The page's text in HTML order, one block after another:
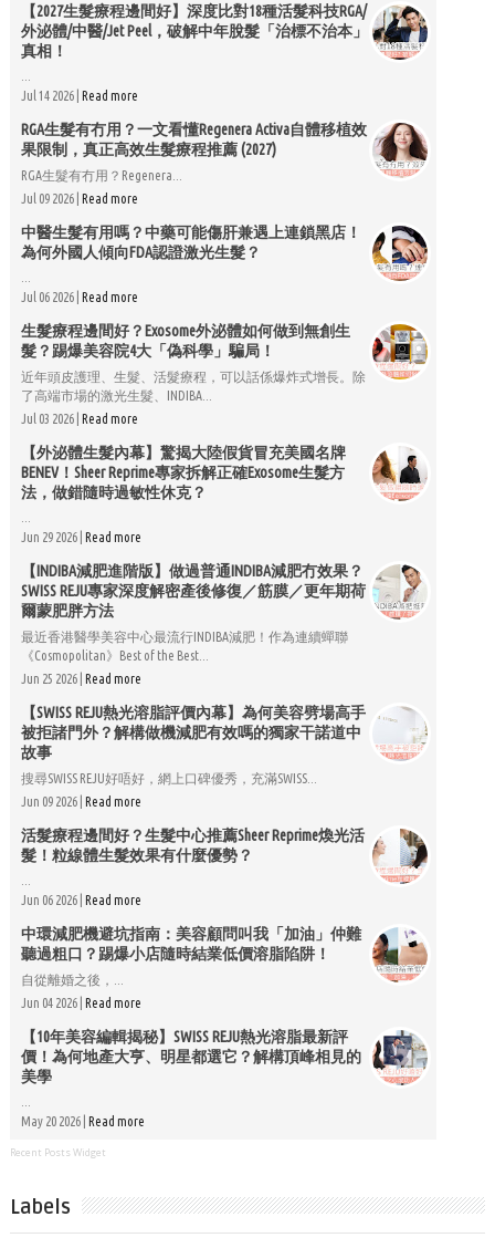
【2027生髮療程邊間好】深度比對18種活髮科技RGA/
外泌體/中醫/Jet Peel，破解中年脫髮「治標不治本」
真相！
Jul 14 2026 | Read more
RGA生髮有冇用？一文看懂Regenera Activa自體移植效
果限制，真正高效生髮療程推薦 (2027)
RGA生髮有冇用？Regenera...
Jul 09 2026 | Read more
中醫生髮有用嗎？中藥可能傷肝兼遇上連鎖黑店！
為何外國人傾向FDA認證激光生髮？
Jul 06 2026 | Read more
生髮療程邊間好？Exosome外泌體如何做到無創生
髮？踢爆美容院4大「偽科學」騙局！
近年頭皮護理、生髮、活髮療程，可以話係爆炸式增長。除
了高端市場的激光生髮、INDIBA...
Jul 03 2026 | Read more
【外泌體生髮內幕】驚揭大陸假貨冒充美國名牌
BENEV！Sheer Reprime專家拆解正確Exosome生髮方
法，做錯隨時過敏性休克？
Jun 29 2026 | Read more
【INDIBA減肥進階版】做過普通INDIBA減肥冇效果？
SWISS REJU專家深度解密產後修復／筋膜／更年期荷
爾蒙肥胖方法
最近香港醫學美容中心最流行INDIBA減肥！作為連續蟬聯
《Cosmopolitan》Best of the Best...
Jun 25 2026 | Read more
【SWISS REJU熱光溶脂評價內幕】為何美容劈場高手
被拒諸門外？解構做機減肥有效嗎的獨家干諾道中
故事
搜尋SWISS REJU好唔好，網上口碑優秀，充滿SWISS...
Jun 09 2026 | Read more
活髮療程邊間好？生髮中心推薦Sheer Reprime煥光活
髮！粒線體生髮效果有什麼優勢？
Jun 06 2026 | Read more
中環減肥機避坑指南：美容顧問叫我「加油」仲難
聽過粗口？踢爆小店隨時結業低價溶脂陷阱！
自從離婚之後，...
Jun 04 2026 | Read more
【10年美容編輯揭秘】SWISS REJU熱光溶脂最新評
價！為何地產大亨、明星都選它？解構頂峰相見的
美學
May 20 2026 | Read more
Recent Posts Widget
Labels